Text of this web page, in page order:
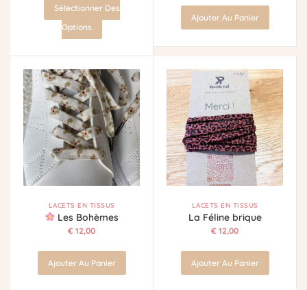
Sélectionner Des
Options
Ajouter Au Panier
LACETS EN TISSUS
Les Bohèmes
€ 12,00
Ajouter Au Panier
LACETS EN TISSUS
La Féline brique
€ 12,00
Ajouter Au Panier